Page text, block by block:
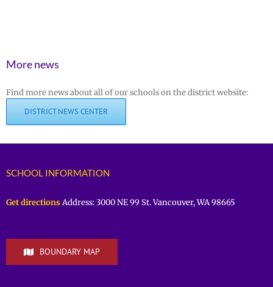
More news
Find more news about all of our schools on the district website:
DISTRICT NEWS CENTER
SCHOOL INFORMATION
Get directionsAddress: 3000 NE 99 St. Vancouver, WA 98665
BOUNDARY MAP